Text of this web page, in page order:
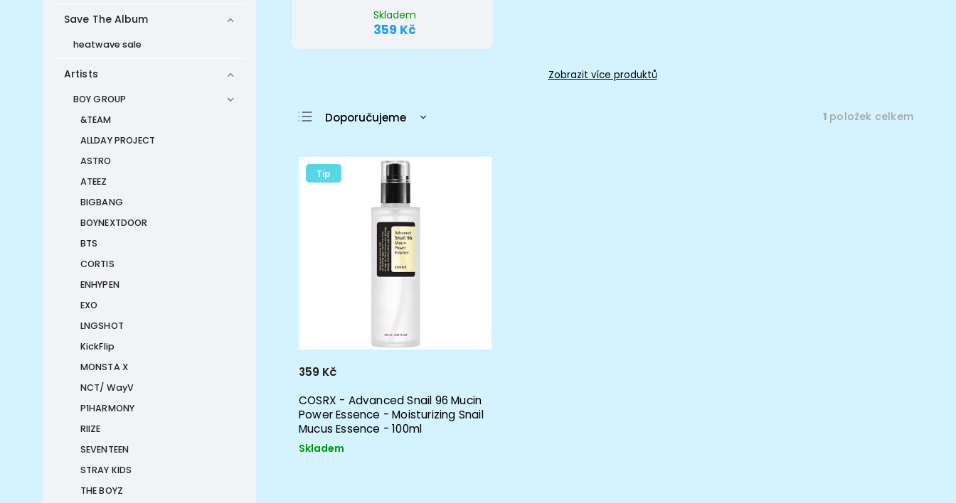
Save The Album
heatwave sale
Artists
BOY GROUP
&TEAM
ALLDAY PROJECT
ASTRO
ATEEZ
BIGBANG
BOYNEXTDOOR
BTS
CORTIS
ENHYPEN
EXO
LNGSHOT
KickFlip
MONSTA X
NCT/ WayV
P1HARMONY
RIIZE
SEVENTEEN
STRAY KIDS
THE BOYZ
Skladem
359 Kč
Zobrazit více produktů
Doporučujeme
Nejdražší
Nejprodávanější
Abecedně
1 položek celkem
Tip
COSRX - Advanced Snail 96 Mucin
Power Essence - Moisturizing Snail
Mucus Essence - 100ml
Skladem
359 Kč